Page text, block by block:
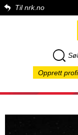
Til nrk.no
Opprett